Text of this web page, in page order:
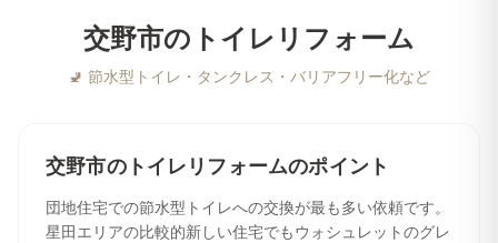
交野市の トイレリフォーム
🚽 節水型トイレ・タンクレス・バリアフリー化など
交野市のトイレリフォームのポイント
団地住宅での節水型トイレへの交換が最も多い依頼です。
星田エリアの比較的新しい住宅でもウォシュレットのグレ